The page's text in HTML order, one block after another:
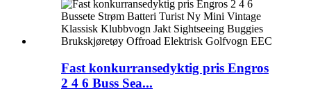
Fast konkurransedyktig pris Engros
2 4 6 Buss Sea...